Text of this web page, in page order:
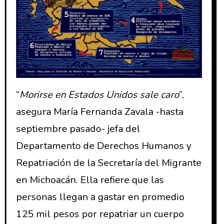
“Morirse en Estados Unidos sale caro”,
asegura María Fernanda Zavala -hasta
septiembre pasado- jefa del
Departamento de Derechos Humanos y
Repatriación de la Secretaría del Migrante
en Michoacán. Ella refiere que las
personas llegan a gastar en promedio
125 mil pesos por repatriar un cuerpo